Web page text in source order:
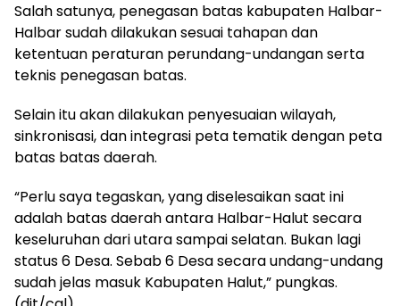
Salah satunya, penegasan batas kabupaten Halbar-
Halbar sudah dilakukan sesuai tahapan dan
ketentuan peraturan perundang-undangan serta
teknis penegasan batas.
Selain itu akan dilakukan penyesuaian wilayah,
sinkronisasi, dan integrasi peta tematik dengan peta
batas batas daerah.
“Perlu saya tegaskan, yang diselesaikan saat ini
adalah batas daerah antara Halbar-Halut secara
keseluruhan dari utara sampai selatan. Bukan lagi
status 6 Desa. Sebab 6 Desa secara undang-undang
sudah jelas masuk Kabupaten Halut,” pungkas.